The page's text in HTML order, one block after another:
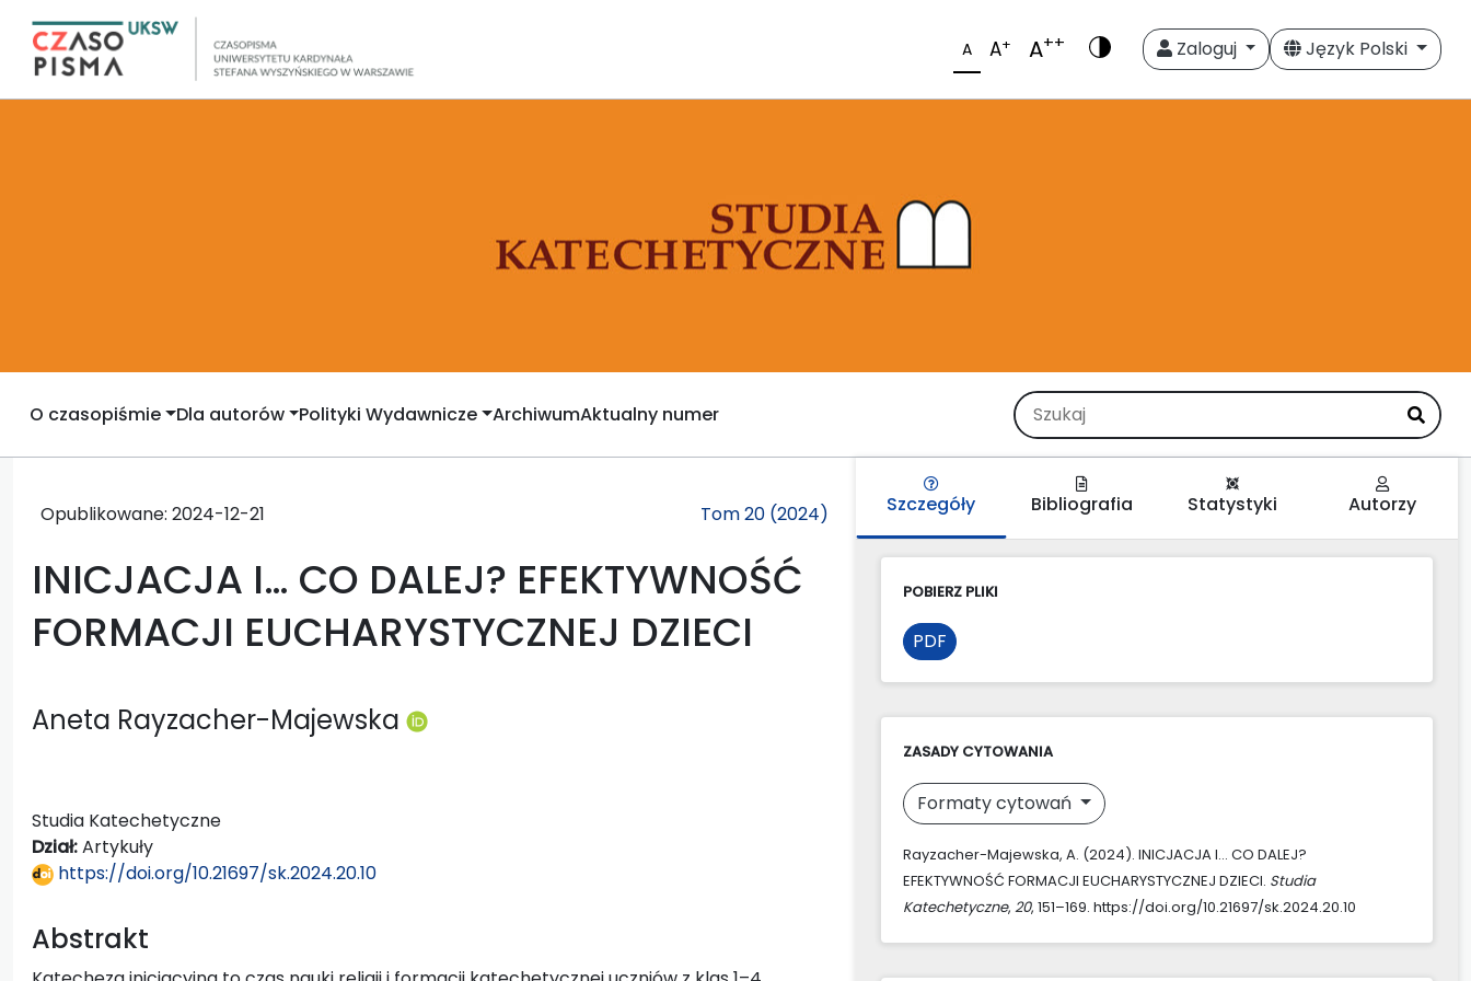
A A+ A++ Zaloguj Język Polski
O czasopiśmie Dla autorów Polityki Wydawnicze ArchiwumAktualny numer
Opublikowane: 2024-12-21 Tom 20 (2024)
INICJACJA I… CO DALEJ? EFEKTYWNOŚĆ
FORMACJI EUCHARYSTYCZNEJ DZIECI
Aneta Rayzacher-Majewska
Studia Katechetyczne
Dział:Artykuły
https://doi.org/10.21697/sk.2024.20.10
Abstrakt
Szczegóły Bibliografia Statystyki Autorzy
POBIERZ PLIKI
PDF
ZASADY CYTOWANIA
Formaty cytowań
Rayzacher-Majewska, A. (2024). INICJACJA I… CO DALEJ?
EFEKTYWNOŚĆ FORMACJI EUCHARYSTYCZNEJ DZIECI. Studia
Katechetyczne, 20, 151–169. https://doi.org/10.21697/sk.2024.20.10